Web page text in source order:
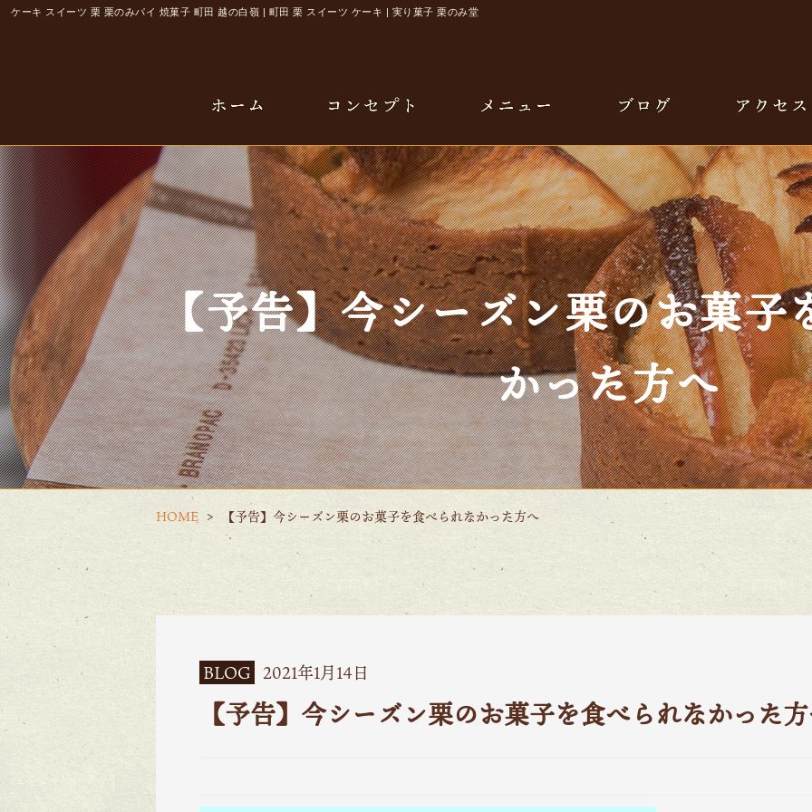
ケーキ スイーツ 栗 栗のみパイ 焼菓子 町田 越の白嶺 | 町田 栗 スイーツ ケーキ | 実り菓子 栗のみ堂
【予告】今シーズン栗のお菓子
かった方へ
HOME 【予告】今シーズン栗のお菓子を食べられなかった方へ
BLOG 2021年1月14日
【予告】今シーズン栗のお菓子を食べられなかった